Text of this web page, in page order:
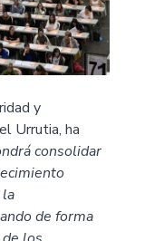
y
Urrutia, ha
consolidar
de forma